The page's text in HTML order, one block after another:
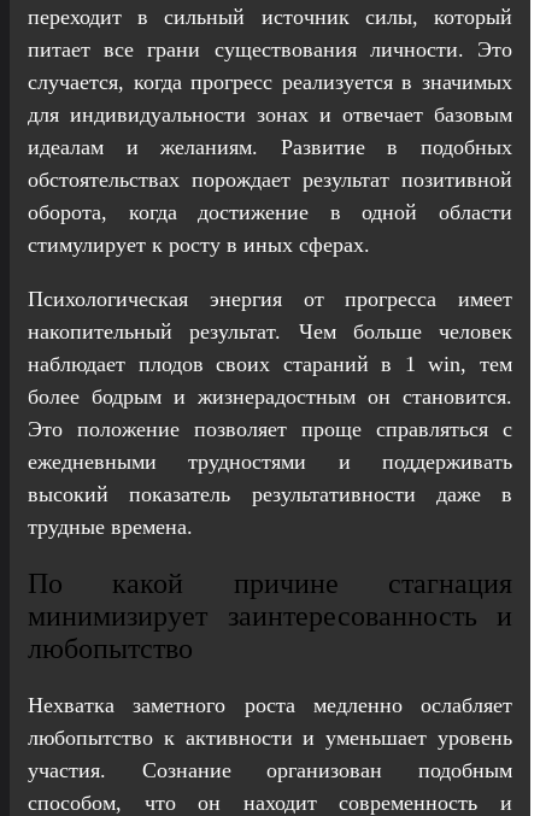
переходит в сильный источник силы, который
питает все грани существования личности. Это
случается, когда прогресс реализуется в значимых
для индивидуальности зонах и отвечает базовым
идеалам и желаниям. Развитие в подобных
обстоятельствах порождает результат позитивной
оборота, когда достижение в одной области
стимулирует к росту в иных сферах.
Психологическая энергия от прогресса имеет
накопительный результат. Чем больше человек
наблюдает плодов своих стараний в 1 win, тем
более бодрым и жизнерадостным он становится.
Это положение позволяет проще справляться с
ежедневными трудностями и поддерживать
высокий показатель результативности даже в
трудные времена.
По какой причине стагнация
минимизирует заинтересованность и
любопытство
Нехватка заметного роста медленно ослабляет
любопытство к активности и уменьшает уровень
участия. Сознание организован подобным
способом, что он находит современность и